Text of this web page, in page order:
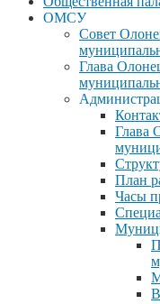
ОМСУ
Совет
Глава
Глава
План
Часы